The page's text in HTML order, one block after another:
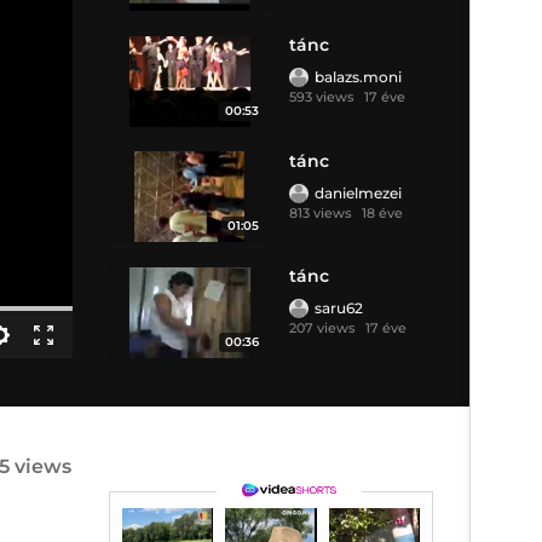
00:53
tánc
balazs.moni
593 views 17 éve
01:05
tánc
danielmezei
813 views 18 éve
00:36
tánc
saru62
207 views 17 éve
views